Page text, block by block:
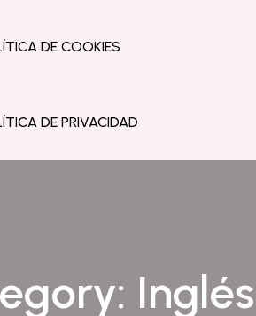
DE COOKIES
DE PRIVACIDAD